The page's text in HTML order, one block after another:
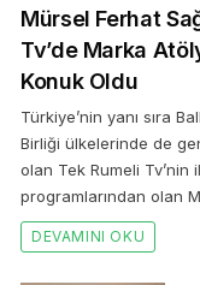
Mürsel Ferhat
Tv’de Marka
Konuk Oldu
Türkiye’nin yanı sıra
Birliği ülkelerinde de
olan Tek Rumeli Tv’nin
programlarından olan
DEVAMINI OKU